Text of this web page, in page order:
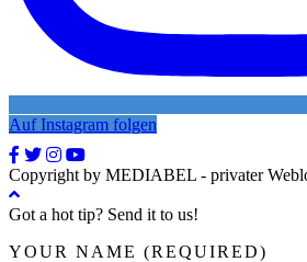
Auf Instagram folgen
Copyright by MEDIABEL - privater
Got a hot tip? Send it to us!
YOUR NAME (REQUIRED)